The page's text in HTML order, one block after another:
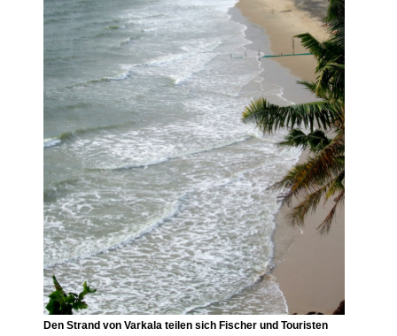
Den Strand von Varkala teilen sich Fischer und Touristen